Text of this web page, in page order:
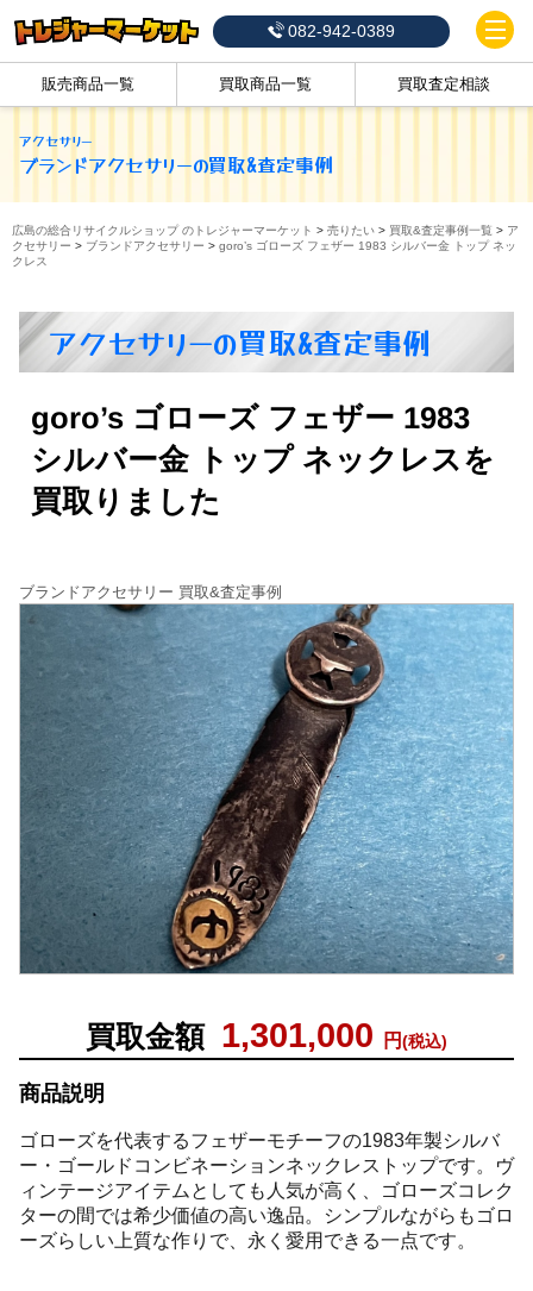
082-942-0389
販売商品一覧 買取商品一覧 買取査定相談
アクセサリー
ブランドアクセサリーの買取&査定事例
広島の総合リサイクルショップ のトレジャーマーケット > 売りたい> 買取&査定事例一覧 > ア
クセサリー > ブランドアクセサリー > goro’s ゴローズ フェザー 1983 シルバー金 トップ ネッ
クレス
アクセサリーの買取&査定事例
goro’s ゴローズ フェザー 1983
シルバー金 トップ ネックレスを
買取りました
買取金額 1,301,000 円(税込)
商品説明
ゴローズを代表するフェザーモチーフの1983年製シルバ
ー・ゴールドコンビネーションネックレストップです。ヴ
ィンテージアイテムとしても人気が高く、ゴローズコレク
ターの間では希少価値の高い逸品。シンプルながらもゴロ
ーズらしい上質な作りで、永く愛用できる一点です。
ブランドアクセサリー 買取&査定事例